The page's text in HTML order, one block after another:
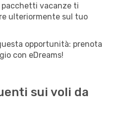
vacanze ti
ulteriormente sul tuo
opportunità: prenota
con eDreams!
sui voli da